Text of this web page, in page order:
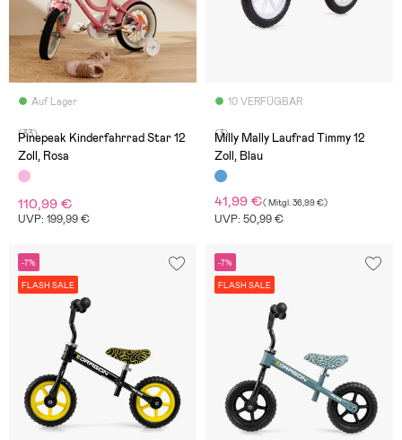
Auf Lager
(33)
Pinepeak Kinderfahrrad Star 12
Zoll, Rosa
110,99 €
UVP: 199,99 €
10 VERFÜGBAR
(3)
Milly Mally Laufrad Timmy 12
Zoll, Blau
41,99 €(Mitgl.36,99 €)
UVP: 50,99 €
-7%
FLASH SALE
-7%
FLASH SALE